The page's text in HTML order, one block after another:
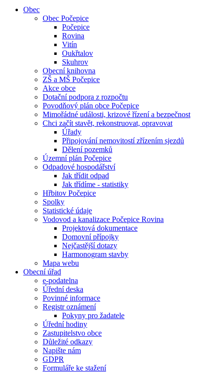
Obec
Obec Počepice
Počepice
Rovina
Vitín
Oukřtalov
Skuhrov
Obecní knihovna
ZŠ a MŠ Počepice
Akce obce
Dotační podpora z rozpočtu
Povodňový plán obce Počepice
Mimořádné události, krizové řízení a bezpečnost
Chci začít stavět, rekonstruovat, opravovat
Úřady
Připojování nemovitostí zřízením sjezdů
Dělení pozemků
Územní plán Počepice
Odpadové hospodářství
Jak třídit odpad
Jak třídíme - statistiky
Hřbitov Počepice
Spolky
Statistické údaje
Vodovod a kanalizace Počepice Rovina
Projektová dokumentace
Domovní přípojky
Nejčastější dotazy
Harmonogram stavby
Mapa webu
Obecní úřad
e-podatelna
Úřední deska
Povinné informace
Registr oznámení
Pokyny pro žadatele
Úřední hodiny
Zastupitelstvo obce
Důležité odkazy
Napište nám
GDPR
Formuláře ke stažení